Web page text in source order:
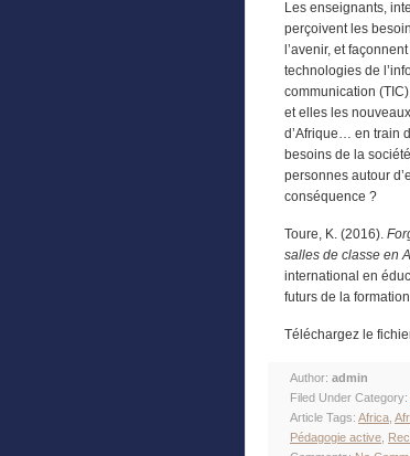
Les enseignants,
perçoivent les
l’avenir, et
technologies de
communication
et elles les
d’Afrique… en train
besoins de la
personnes autour
conséquence ?
Toure, K. (2016).
salles de classe en
international en
futurs de la
Téléchargez le
Author: admin
Filed Under Category:
Article Tags: Africa
Pédagogie active